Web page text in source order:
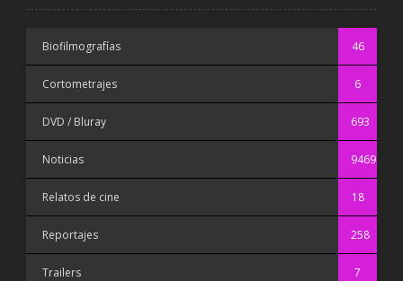
Biofilmografías 46
Cortometrajes 6
DVD / Bluray 693
Noticias 9469
Relatos de cine 18
Reportajes 258
Trailers 7